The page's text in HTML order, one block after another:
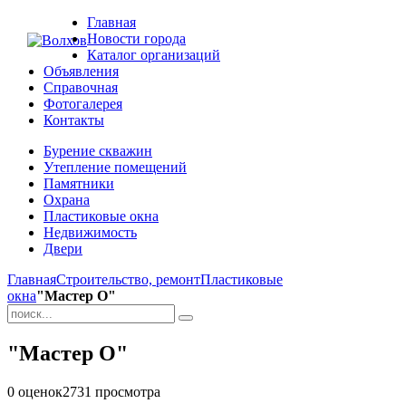
Главная
Новости города
Каталог организаций
Объявления
Справочная
Фотогалерея
Контакты
Бурение скважин
Утепление помещений
Памятники
Охрана
Пластиковые окна
Недвижимость
Двери
ГлавнаяСтроительство, ремонтПластиковые
окна"Мастер О"
"Мастер О"
0 оценок2731 просмотра